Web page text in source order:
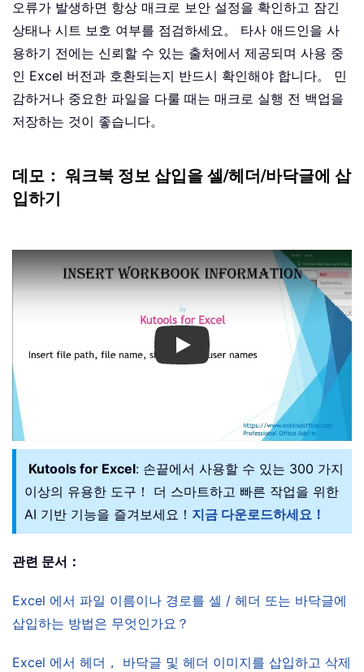
오류가 발생하면 항상 매크로 보안 설정을 확인하고 잠긴
상태나 시트 보호 여부를 점검하세요。 타사 애드인을 사
용하기 전에는 신뢰할 수 있는 출처에서 제공되며 사용 중
인 Excel 버전과 호환되는지 반드시 확인해야 합니다。 민
감하거나 중요한 파일을 다룰 때는 매크로 실행 전 백업을
저장하는 것이 좋습니다。
데모： 워크북 정보 삽입을 셀/헤더/바닥글에 삽
입하기
Play
Kutools for Excel: 손끝에서 사용할 수 있는 300 가지
이상의 유용한 도구！ 더 스마트하고 빠른 작업을 위한
AI 기반 기능을 즐겨보세요！ 지금 다운로드하세요！
관련 문서：
Excel 에서 파일 이름이나 경로를 셀 / 헤더 또는 바닥글에
삽입하는 방법은 무엇인가요？
Excel 에서 헤더， 바닥글 및 헤더 이미지를 삽입하고 삭제